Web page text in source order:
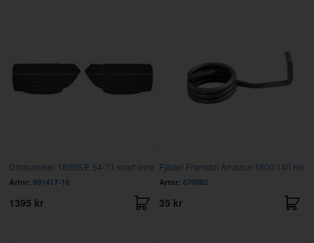
Dörrpaneler 1800S/E 64-71 svart övre
Artnr: 691417-18
1395 kr
Fjäder Framstol Amazon/1800/140 Hö
Artnr: 670982
35 kr